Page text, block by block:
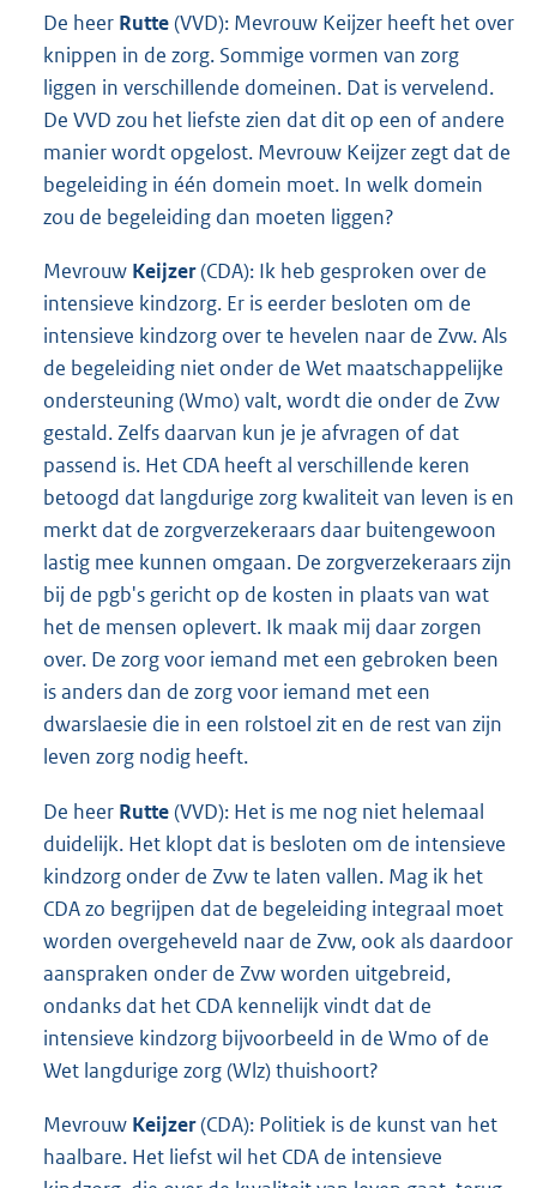
De heer Rutte(VVD): Mevrouw Keijzer heeft het over
knippen in de zorg. Sommige vormen van zorg
liggen in verschillende domeinen. Dat is vervelend.
De VVD zou het liefste zien dat dit op een of andere
manier wordt opgelost. Mevrouw Keijzer zegt dat de
begeleiding in één domein moet. In welk domein
zou de begeleiding dan moeten liggen?
Mevrouw Keijzer(CDA): Ik heb gesproken over de
intensieve kindzorg. Er is eerder besloten om de
intensieve kindzorg over te hevelen naar de Zvw. Als
de begeleiding niet onder de Wet maatschappelijke
ondersteuning (Wmo) valt, wordt die onder de Zvw
gestald. Zelfs daarvan kun je je afvragen of dat
passend is. Het CDA heeft al verschillende keren
betoogd dat langdurige zorg kwaliteit van leven is en
merkt dat de zorgverzekeraars daar buitengewoon
lastig mee kunnen omgaan. De zorgverzekeraars zijn
bij de pgb's gericht op de kosten in plaats van wat
het de mensen oplevert. Ik maak mij daar zorgen
over. De zorg voor iemand met een gebroken been
is anders dan de zorg voor iemand met een
dwarslaesie die in een rolstoel zit en de rest van zijn
leven zorg nodig heeft.
De heer Rutte(VVD): Het is me nog niet helemaal
duidelijk. Het klopt dat is besloten om de intensieve
kindzorg onder de Zvw te laten vallen. Mag ik het
CDA zo begrijpen dat de begeleiding integraal moet
worden overgeheveld naar de Zvw, ook als daardoor
aanspraken onder de Zvw worden uitgebreid,
ondanks dat het CDA kennelijk vindt dat de
intensieve kindzorg bijvoorbeeld in de Wmo of de
Wet langdurige zorg (Wlz) thuishoort?
Mevrouw Keijzer(CDA): Politiek is de kunst van het
haalbare. Het liefst wil het CDA de intensieve